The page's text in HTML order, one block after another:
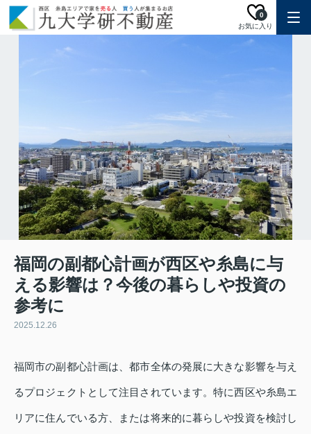
お気に入り
0
福岡の副都心計画が西区や糸島に与
える影響は？今後の暮らしや投資の
参考に
2025.12.26
福岡市の副都心計画は、都市全体の発展に大きな影響を与え
るプロジェクトとして注目されています。特に西区や糸島エ
リアに住んでいる方、または将来的に暮らしや投資を検討し